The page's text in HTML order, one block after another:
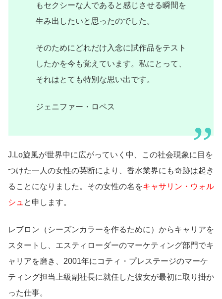
もセクシーな人であると感じさせる瞬間を
生み出したいと思ったのでした。
そのためにどれだけ入念に試作品をテスト
したかを今も覚えています。私にとって、
それはとても特別な思い出です。
ジェニファー・ロペス
J.Lo旋風が世界中に広がっていく中、この社会現象に目を
つけた一人の女性の英断により、香水業界にも奇跡は起き
ることになりました。その女性の名をキャサリン・ウォル
シュ と申します。
レブロン（シーズンカラーを作るために）からキャリアを
スタートし、エスティローダーのマーケティング部門でキ
ャリアを磨き、2001年にコティ・プレステージのマーケ
ティング担当上級副社長に就任した彼女が最初に取り掛か
った仕事。